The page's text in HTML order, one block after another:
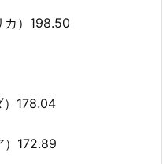
カ）198.50
）178.04
）172.89